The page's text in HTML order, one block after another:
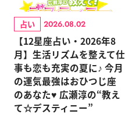
占い 2026.08.02
【12星座占い・2026年8
月】生活リズムを整えて仕
事も恋も充実の夏に♪ 今月
の運気最強はおひつじ座
のあなた♥ 広瀬淳の“教え
て☆デスティニー”